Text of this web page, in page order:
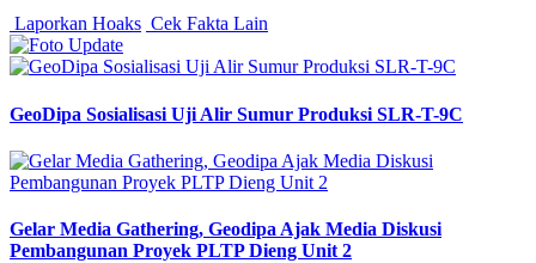
Laporkan Hoaks Cek Fakta Lain
GeoDipa Sosialisasi Uji Alir Sumur Produksi SLR-T-9C
Gelar Media Gathering, Geodipa Ajak Media Diskusi
Pembangunan Proyek PLTP Dieng Unit 2